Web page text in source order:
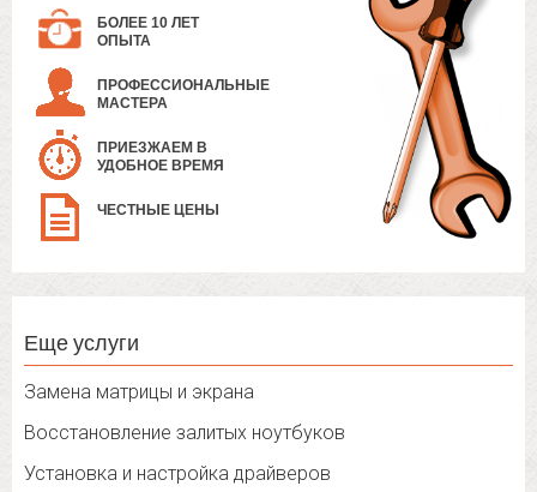
БОЛЕЕ 10 ЛЕТ
ОПЫТА
ПРОФЕССИОНАЛЬНЫЕ
МАСТЕРА
ПРИЕЗЖАЕМ В
УДОБНОЕ ВРЕМЯ
ЧЕСТНЫЕ ЦЕНЫ
Еще услуги
Замена матрицы и экрана
Восстановление залитых ноутбуков
Установка и настройка драйверов